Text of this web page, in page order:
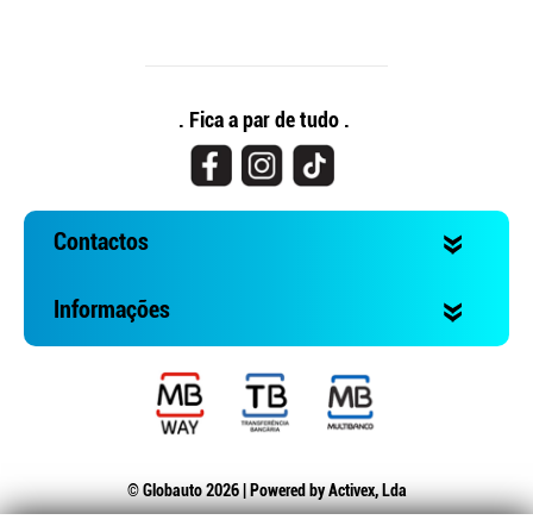
. Fica a par de tudo .
Contactos
Informações
© Globauto 2026 | Powered byActivex, Lda